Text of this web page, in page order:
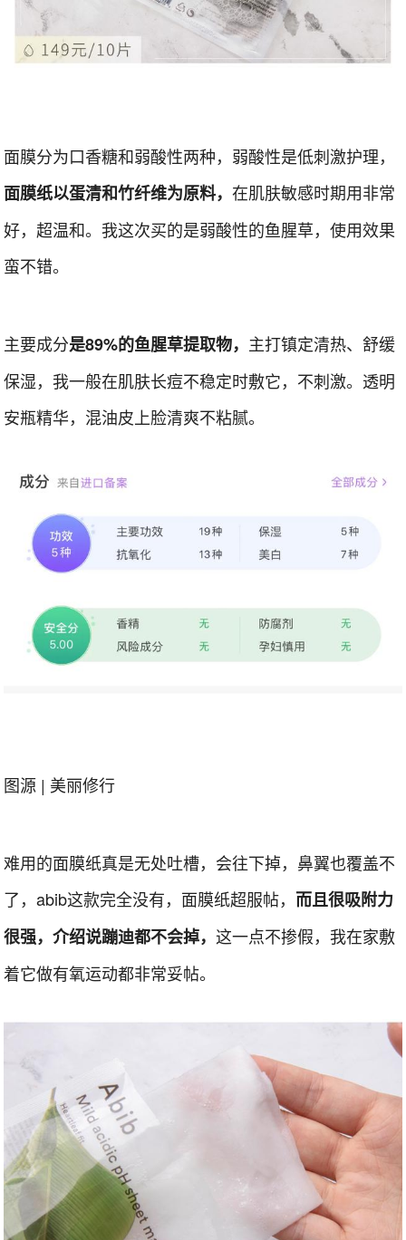
面膜分为口香糖和弱酸性两种，弱酸性是低刺激护理，
面膜纸以蛋清和竹纤维为原料，在肌肤敏感时期用非常
好，超温和。我这次买的是弱酸性的鱼腥草，使用效果
蛮不错。
主要成分是89%的鱼腥草提取物， 主打镇定清热、舒缓
保湿，我一般在肌肤长痘不稳定时敷它，不刺激。透明
安瓶精华，混油皮上脸清爽不粘腻。
图源 | 美丽修行
难用的面膜纸真是无处吐槽，会往下掉，鼻翼也覆盖不
了，abib这款完全没有，面膜纸超服帖， 而且很吸附力
很强，介绍说蹦迪都不会掉，这一点不掺假，我在家敷
着它做有氧运动都非常妥帖。